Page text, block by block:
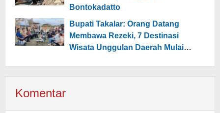
Bontokadatto
Bupati Takalar: Orang Datang
Membawa Rezeki, 7 Destinasi
Wisata Unggulan Daerah Mulai
Komentar